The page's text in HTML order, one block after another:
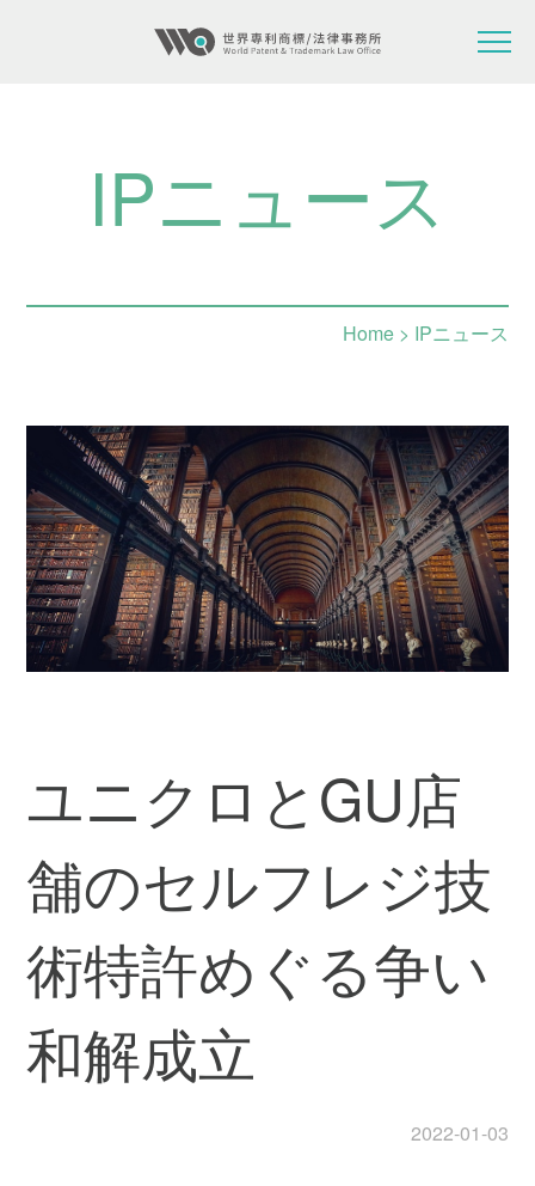
IPニュース
Home> IPニュース
ユニクロとGU店
舗のセルフレジ技
術特許めぐる争い
和解成立
2022-01-03